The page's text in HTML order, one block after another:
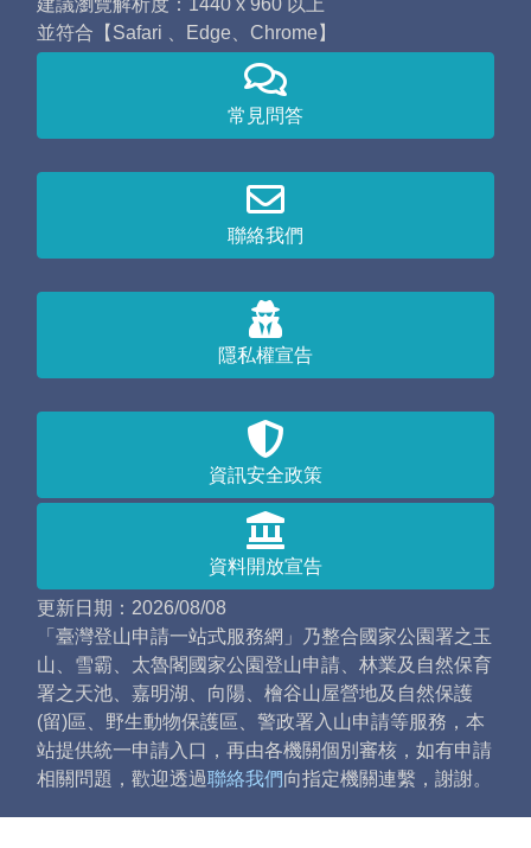
並符合【Safari 、Edge、Chrome】
常見問答
聯絡我們
隱私權宣告
資訊安全政策
資料開放宣告
更新日期：2026/08/08
「臺灣登山申請一站式服務網」乃整合國家公園署之玉
山、雪霸、太魯閣國家公園登山申請、林業及自然保育
署之天池、嘉明湖、向陽、檜谷山屋營地及自然保護
(留)區、野生動物保護區、警政署入山申請等服務，本
站提供統一申請入口，再由各機關個別審核，如有申請
相關問題，歡迎透過聯絡我們向指定機關連繫，謝謝。